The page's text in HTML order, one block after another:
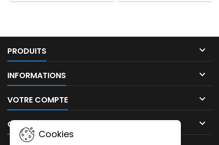
PRODUITS 
INFORMATIONS 
VOTRE COMPTE 
CONTACT 
Cookies